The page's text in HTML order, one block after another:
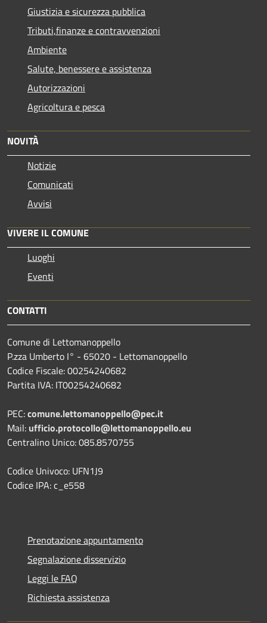
Giustizia e sicurezza pubblica
Tributi,finanze e contravvenzioni
Ambiente
Salute, benessere e assistenza
Autorizzazioni
Agricoltura e pesca
NOVITÀ
Notizie
Comunicati
Avvisi
VIVERE IL COMUNE
Luoghi
Eventi
CONTATTI
Comune di Lettomanoppello
P.zza Umberto I° - 65020 - Lettomanoppello
Codice Fiscale: 00254240682
Partita IVA: IT00254240682
PEC:comune.lettomanoppello@pec.it
Mail: ufficio.protocollo@lettomanoppello.eu
Centralino Unico: 085.8570755
Codice Univoco: UFN1J9
Codice IPA: c_e558
Prenotazione appuntamento
Segnalazione disservizio
Leggi le FAQ
Richiesta assistenza